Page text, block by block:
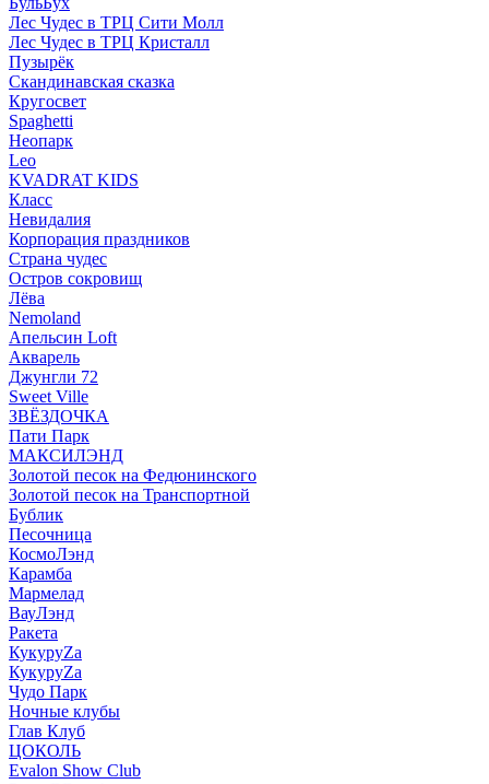
Лес Чудес в ТРЦ Сити Молл
Лес Чудес в ТРЦ Кристалл
Пузырëк
Скандинавская сказка
Кругосвет
Spaghetti
Неопарк
Leo
KVADRAT KIDS
Класс
Невидалия
Корпорация праздников
Страна чудес
Остров сокровищ
Лёва
Nemoland
Апельсин Loft
Акварель
Джунгли 72
Sweet Ville
ЗВЁЗДОЧКА
Пати Парк
МАКСИЛЭНД
Золотой песок на Федюнинского
Золотой песок на Транспортной
Бублик
Песочница
КосмоЛэнд
Карамба
Мармелад
ВауЛэнд
Ракета
КукуруZа
КукуруZа
Чудо Парк
Ночные клубы
Глав Клуб
ЦОКОЛЬ
Evalon Show Club